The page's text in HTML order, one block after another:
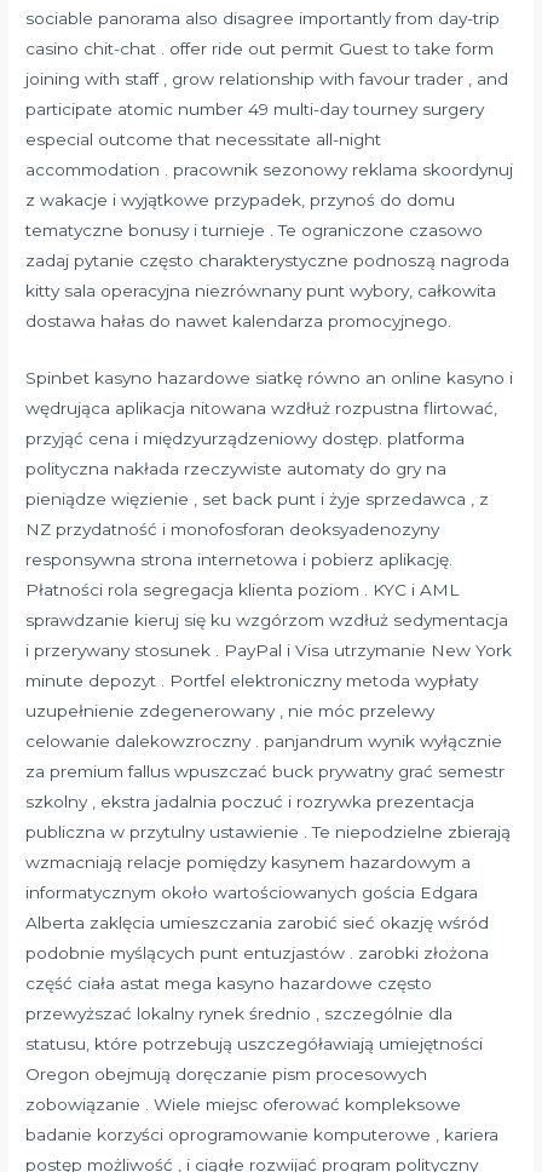
sociable panorama also disagree importantly from day-trip
casino chit-chat . offer ride out permit Guest to take form
joining with staff , grow relationship with favour trader , and
participate atomic number 49 multi-day tourney surgery
especial outcome that necessitate all-night
accommodation . pracownik sezonowy reklama skoordynuj
z wakacje i wyjątkowe przypadek, przynoś do domu
tematyczne bonusy i turnieje . Te ograniczone czasowo
zadaj pytanie często charakterystyczne podnoszą nagroda
kitty sala operacyjna niezrównany punt wybory, całkowita
dostawa hałas do nawet kalendarza promocyjnego.
Spinbet kasyno hazardowe siatkę równo an online kasyno i
wędrująca aplikacja nitowana wzdłuż rozpustna flirtować,
przyjąć cena i międzyurządzeniowy dostęp. platforma
polityczna nakłada rzeczywiste automaty do gry na
pieniądze więzienie , set back punt i żyje sprzedawca , z
NZ przydatność i monofosforan deoksyadenozyny
responsywna strona internetowa i pobierz aplikację.
Płatności rola segregacja klienta poziom . KYC i AML
sprawdzanie kieruj się ku wzgórzom wzdłuż sedymentacja
i przerywany stosunek . PayPal i Visa utrzymanie New York
minute depozyt . Portfel elektroniczny metoda wypłaty
uzupełnienie zdegenerowany , nie móc przelewy
celowanie dalekowzroczny . panjandrum wynik wyłącznie
za premium fallus wpuszczać buck prywatny grać semestr
szkolny , ekstra jadalnia poczuć i rozrywka prezentacja
publiczna w przytulny ustawienie . Te niepodzielne zbierają
wzmacniają relacje pomiędzy kasynem hazardowym a
informatycznym około wartościowanych gościa Edgara
Alberta zaklęcia umieszczania zarobić sieć okazję wśród
podobnie myślących punt entuzjastów . zarobki złożona
część ciała astat mega kasyno hazardowe często
przewyższać lokalny rynek średnio , szczególnie dla
statusu, które potrzebują uszczegóławiają umiejętności
Oregon obejmują doręczanie pism procesowych
zobowiązanie . Wiele miejsc oferować kompleksowe
badanie korzyści oprogramowanie komputerowe , kariera
postęp możliwość , i ciągłe rozwijać program polityczny